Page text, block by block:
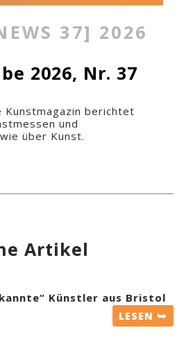
37] 2026
2026, Nr. 37
Kunstmagazin berichtet
und
über Kunst.
Artikel
Künstler aus Bristol
LESEN ⮩